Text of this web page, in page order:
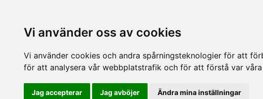
Vi använder oss av cookies
Vi använder cookies och andra spårningsteknologier för att
för att analysera vår webbplatstrafik och för att förstå var
Jag accepterar Jag avböjer Ändra mina inställningar